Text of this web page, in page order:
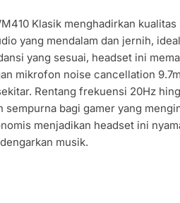
Klasik menghadirkan
yang mendalam dan jernih,
yang sesuai, headset ini
mikrofon noise cancellation
Rentang frekuensi 20Hz
sempurna bagi gamer yang
menjadikan headset ini
musik.